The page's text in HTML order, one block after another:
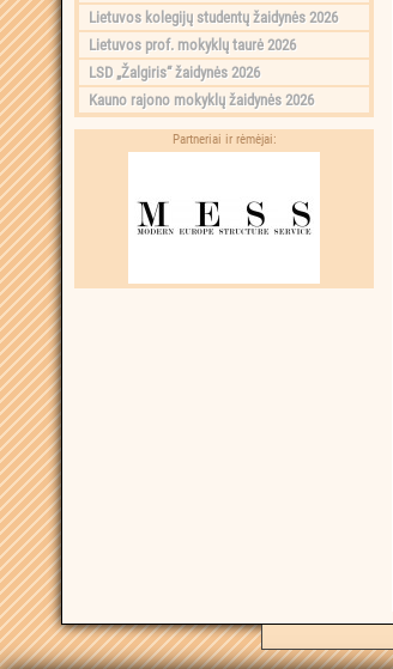
Lietuvos kolegijų studentų žaidynės 2026
Lietuvos prof. mokyklų taurė 2026
LSD „Žalgiris“ žaidynės 2026
Kauno rajono mokyklų žaidynės 2026
Partneriai ir rėmėjai: